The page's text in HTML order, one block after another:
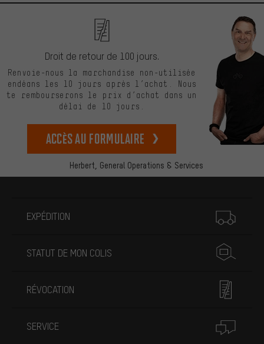
Herbert, General Operations & Services
Droit de retour de 100 jours.
Renvoie-nous la marchandise non-utilisée
endéans les 10 jours après l’achat. Nous
te rembourserons le prix d’achat dans un
délai de 10 jours.
Accès au formulaire
EXPÉDITION
STATUT DE MON COLIS
RÉVOCATION
SERVICE